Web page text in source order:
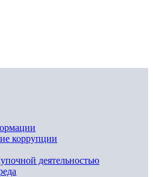
коррупции
деятельностью